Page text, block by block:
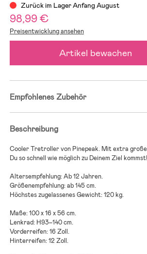
Zurück im Lager Anfang August
98,99 €
Preisentwicklung ansehen
Artikel bewachen
Empfohlenes Zubehör
Beschreibung
Cooler Tretroller von Pinepeak. Mit extra
Du so schnell wie möglich zu Deinem Ziel kommst!
Altersempfehlung: Ab 12 Jahren.
Größenempfehlung: ab 145 cm.
Höchstes zugelassenes Gewicht: 120 kg.
Maße: 100 x 16 x 56 cm.
Lenkrad: H93–140 cm.
Vorderreifen: 16 Zoll.
Hinterreifen: 12 Zoll.